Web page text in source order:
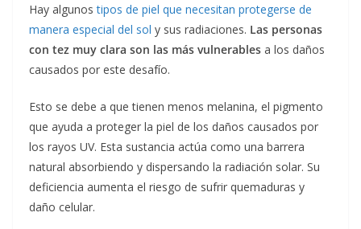
Hay algunostipos de piel que necesitan protegerse de
manera especial del sol y sus radiaciones. Las personas
con tez muy clara son las más vulnerables a los daños
causados por este desafío.
Esto se debe a que tienen menos melanina, el pigmento
que ayuda a proteger la piel de los daños causados por
los rayos UV. Esta sustancia actúa como una barrera
natural absorbiendo y dispersando la radiación solar. Su
deficiencia aumenta el riesgo de sufrir quemaduras y
daño celular.